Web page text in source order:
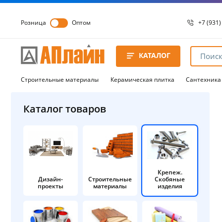
Розница Оптом +7
8 8172
8 8172
КАТАЛОГ
Строительные материалы Керамическая плитка Сантехника
Каталог товаров
Дизайн-
проекты
Строительные
материалы
Крепеж.
Скобяные
изделия